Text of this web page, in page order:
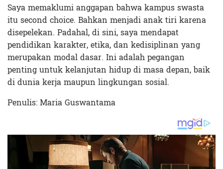
Saya memaklumi anggapan bahwa kampus swasta
itu second choice. Bahkan menjadi anak tiri karena
disepelekan. Padahal, di sini, saya mendapat
pendidikan karakter, etika, dan kedisiplinan yang
merupakan modal dasar. Ini adalah pegangan
penting untuk kelanjutan hidup di masa depan, baik
di dunia kerja maupun lingkungan sosial.
Penulis: Maria Guswantama